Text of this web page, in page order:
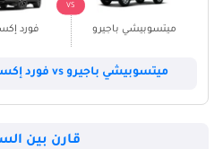
ميتسوبيشي باجيرو
VS
فورد
ميتسوبيشي باجيرو vs فورد إكسبلورر
قارن بين